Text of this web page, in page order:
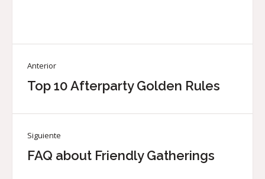
Anterior
Top 10 Afterparty Golden Rules
Siguiente
FAQ about Friendly Gatherings